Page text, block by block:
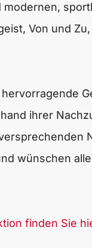
Von und
ihrer
wünschen
finden Sie